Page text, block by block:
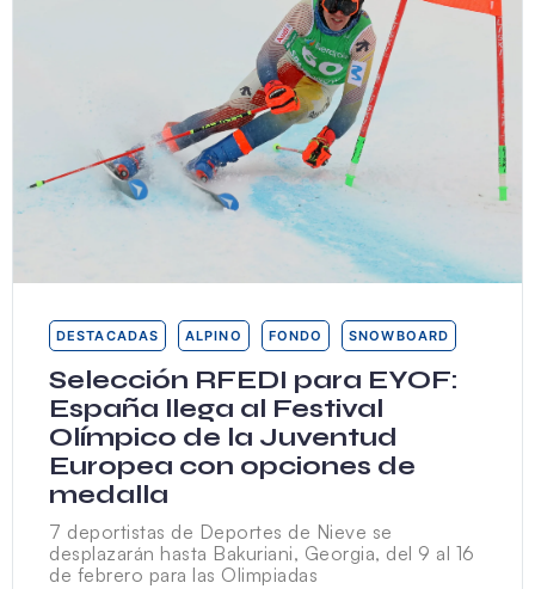
DESTACADAS ALPINO FONDO SNOWBOARD
Selección RFEDI para EYOF:
España llega al Festival
Olímpico de la Juventud
Europea con opciones de
medalla
7 deportistas de Deportes de Nieve se
desplazarán hasta Bakuriani, Georgia, del 9 al 16
de febrero para las Olimpiadas